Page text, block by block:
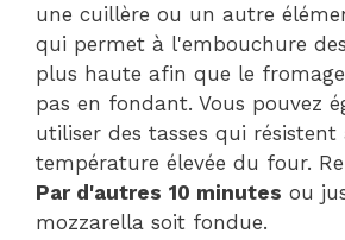
une cuillère ou un autre
qui permet à l'embouchure
plus haute afin que le
pas en fondant. Vous pouvez
utiliser des tasses qui résistent
température élevée du four.
Par d'autres 10 minutes ou
mozzarella soit fondue.